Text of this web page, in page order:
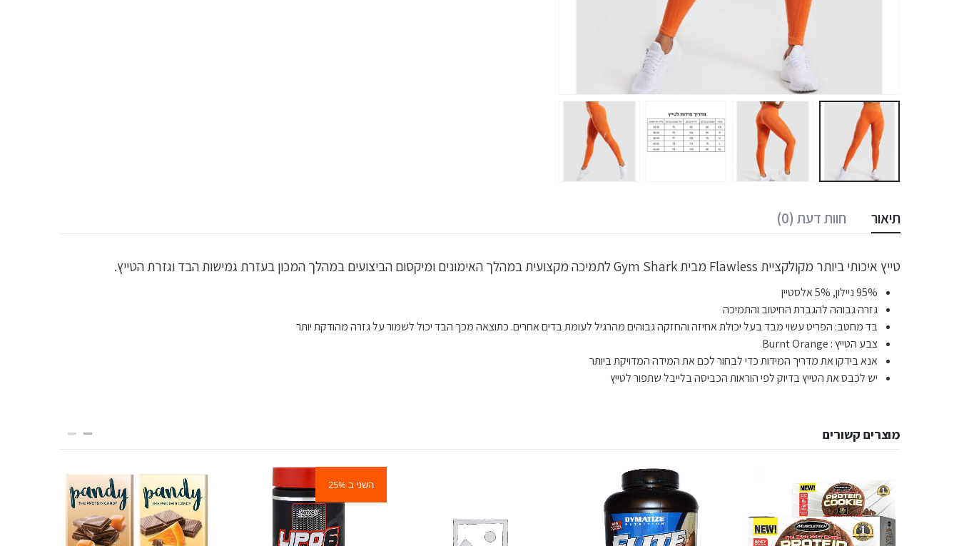
תיאור חוות דעת (0)
טייץ איכותי ביותר מקולקציית Flawless מבית Gym Shark לתמיכה מקצועית במהלך האימונים ומיקסום הביצועים במהלך המכון בעזרת גמישות הבד וגזרת הטייץ.
95% ניילון, 5% אלסטיין
גזרה גבוהה להגברת החיטוב והתמיכה
בד מחטב: הפריט עשוי מבד בעל יכולת אחיזה והחזקה גבוהים מהרגיל לעומת בדים אחרים. כתוצאה מכך הבד יכול לשמור על גזרה מהודקת יותר
צבע הטייץ : Burnt Orange
אנא בידקו את מדריך המידות כדי לבחור לכם את המידה המדויקת ביותר
יש לכבס את הטייץ בדיוק לפי הוראות הכביסה בלייבל שתפור לטייץ
מוצרים קשורים
השני ב 25%